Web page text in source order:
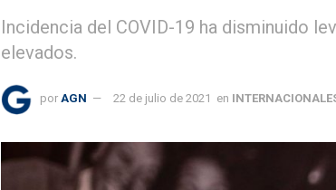
Incidencia del COVID-19 ha disminuido
elevados.
por AGN 22 de julio de 2021 en